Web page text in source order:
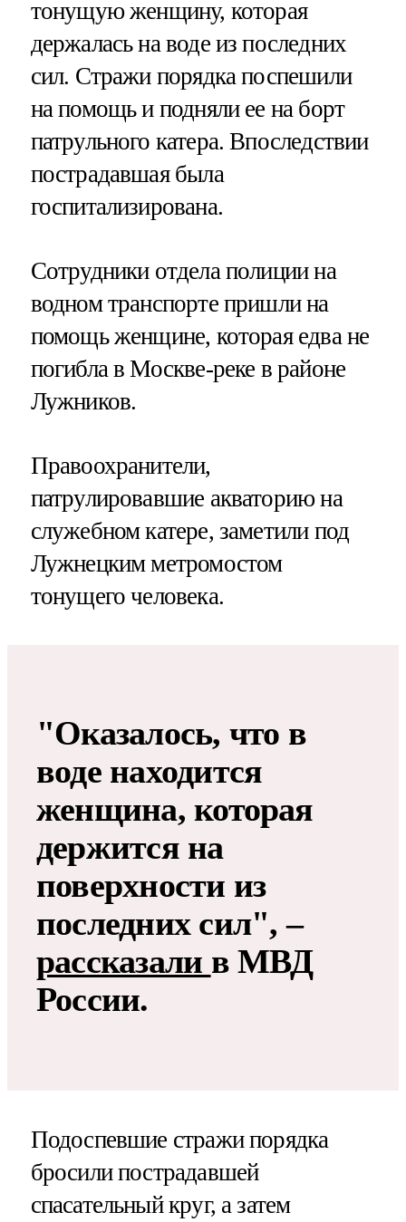
тонущую женщину, которая
держалась на воде из последних
сил. Стражи порядка поспешили
на помощь и подняли ее на борт
патрульного катера. Впоследствии
пострадавшая была
госпитализирована.
Сотрудники отдела полиции на
водном транспорте пришли на
помощь женщине, которая едва не
погибла в Москве-реке в районе
Лужников.
Правоохранители,
патрулировавшие акваторию на
служебном катере, заметили под
Лужнецким метромостом
тонущего человека.
"Оказалось, что в
воде находится
женщина, которая
держится на
поверхности из
последних сил", –
рассказали в МВД
России.
Подоспевшие стражи порядка
бросили пострадавшей
спасательный круг, а затем